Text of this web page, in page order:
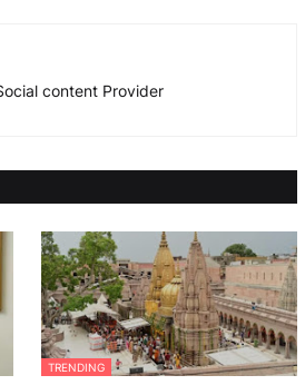
content Provider
TRENDING